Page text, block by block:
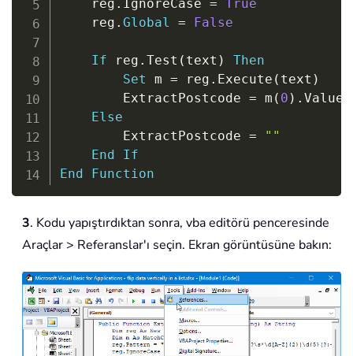
    reg
. IgnoreCase = True
    reg
. Global = False
If reg . Test ( text )
Then
Set m = reg . Execute ( text )
        ExtractPostcode
= m ( 0 ) . Value
Else
        ExtractPostcode
=
""
End
If
End
Function
3. Kodu yapıştırdıktan sonra, vba editörü penceresinde
Araçlar > Referanslar'ı seçin. Ekran görüntüsüne bakın: